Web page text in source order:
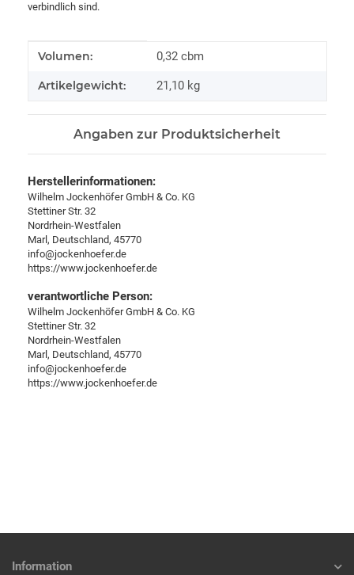
verbindlich sind.
Produkteigenschaft
Wert
Volumen: 0,32 cbm
Artikelgewicht: 21,10 kg
Angaben zur Produktsicherheit
Herstellerinformationen:
Wilhelm Jockenhöfer GmbH & Co. KG
Stettiner Str. 32
Nordrhein-Westfalen
Marl, Deutschland, 45770
info@jockenhoefer.de
https://www.jockenhoefer.de
verantwortliche Person:
Wilhelm Jockenhöfer GmbH & Co. KG
Stettiner Str. 32
Nordrhein-Westfalen
Marl, Deutschland, 45770
info@jockenhoefer.de
https://www.jockenhoefer.de
Information